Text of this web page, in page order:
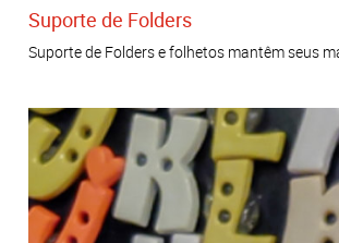
Suporte de Folders
Suporte de Folders e folhetos mantêm seus